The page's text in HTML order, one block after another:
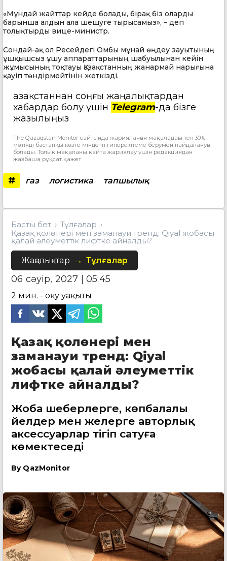
«Мұндай жайттар кейде болады, бірақ біз оларды
барынша алдын ала шешуге тырысамыз», – деп
толықтырды вице-министр.
Сондай-ақ ол Ресейдегі Омбы мұнай өңдеу зауытының
ұшқышсыз ұшу аппараттарының шабуылынан кейін
жұмысының тоқтауы Қазақстанның жанармай нарығына
қауіп төндірмейтінін жеткізді.
Қазақстаннан соңғы жаңалықтардан
хабардар болу үшін Telegram-да бізге
жазылыңыз
The Qazaqstan Monitor сайтында жарияланған мақаладағы тек 30%
мәтінді бастапқы көзге міндетті гиперсілтеме берумен пайдалануға
болады. Толық мақаланы қайта жариялау үшін редакциядан
жазбаша рұқсат қажет.
# газ логистика тапшылық
Басты бет
Тұлғалар
Қазақ қолөнері мен заманауи тренд: Qiyal жобасы
қалай әлеуметтік лифтке айналды?
Жаңалықтар Тұлғалар
06 сәуір, 2027 | 05:45
2 мин. - оқу уақыты
Қазақ қолөнері мен
заманауи тренд: Qiyal
жобасы қалай әлеуметтік
лифтке айналды?
Жоба шеберлерге, көпбалалы
әйелдер мен әжелерге авторлық
аксессуарлар тігіп сатуға
көмектеседі
By QazMonitor